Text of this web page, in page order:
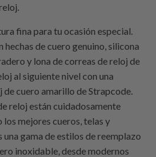
fina para tu ocasión especial.
hechas de cuero genuino, silicona
y lona de correas de reloj de
al siguiente nivel con una
de cuero amarillo de Strapcode
reloj están cuidadosamente
los mejores cueros, telas y
gama de estilos de reemplazo
inoxidable, desde modernos